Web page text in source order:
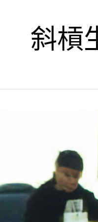
斜槓